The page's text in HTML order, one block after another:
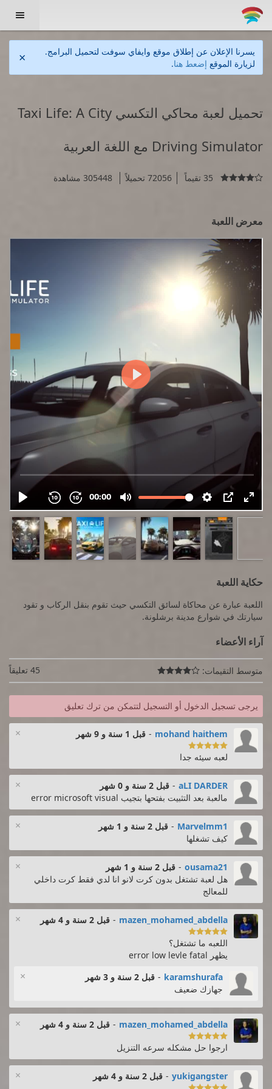

يسرنا الإعلان عن إطلاق موقع وايفاي سوفت لتحميل البرامج.
لزيارة الموقع إضعط هنا.
×
تحميل لعبة محاكي التكسي Taxi Life: A City
Driving Simulator مع اللغة العربية
 35 تقيماً 72056 تحميلاً 305448 مشاهدة
معرض اللعبة
حكاية اللعبة
اللعبة عبارة عن محاكاة لسائق التكسي حيث تقوم بنقل الركاب و تقود
سيارتك في شوارع مدينة برشلونة.
آراء الأعضاء
متوسط التقيمات:  45 تعليقاً
يرجى تسجيل الدخول أو التسجيل لتتمكن من ترك تعليق
× mohand haithem
- قبل 1 سنة و 9 شهر

لعبه سيئه جدا
× aLI DARDER
- قبل 2 سنة و 0 شهر
مالعبة بعد التثبيت بفتحها بتجيب error microsoft visual
× Marvelmm1
- قبل 2 سنة و 1 شهر
كيف تشغلها
× ousama21
- قبل 2 سنة و 1 شهر
هل لعبة تشتغل بدون كرت لانو انا لدي فقط كرت داخلي
للمعالج
× mazen_mohamed_abdella
- قبل 2 سنة و 4 شهر

اللعبه ما تشتغل؟
يظهر error low levle fatal
× karamshurafa
- قبل 2 سنة و 3 شهر
جهازك ضعيف
× mazen_mohamed_abdella
- قبل 2 سنة و 4 شهر

ارجوا حل مشكله سرعه التنزيل
× yukigangster
- قبل 2 سنة و 4 شهر